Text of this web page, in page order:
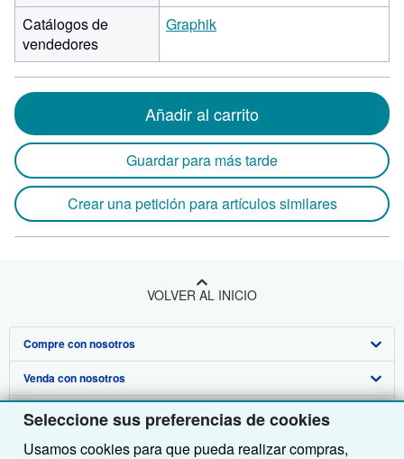
Seleccione sus preferencias de cookies
Usamos cookies para que pueda realizar compras,
Catálogos de
vendedores
Graphik
Añadir al carrito
Guardar para más tarde
Crear una petición para artículos similares
VOLVER AL INICIO
Compre con nosotros
Búsqueda avanzada
Colecciones
Mi cuenta
Venda con nosotros
Comenzar a vender
Únase a nuestro programa de afiliados
Sobre nosotros
Sobre IberLibro
Obtener Ayuda